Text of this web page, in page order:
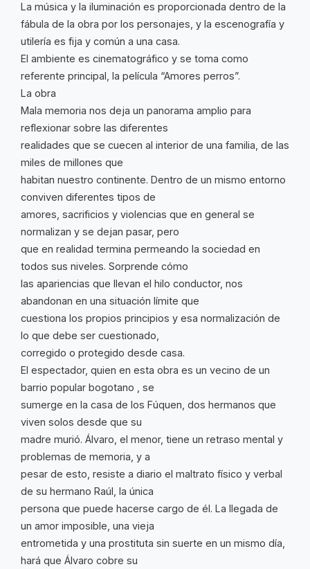
La música y la iluminación es proporcionada dentro de la
fábula de la obra por los personajes, y la escenografía y
utilería es fija y común a una casa.
El ambiente es cinematográfico y se toma como
referente principal, la película “Amores perros”.
La obra
Mala memoria nos deja un panorama amplio para
reflexionar sobre las diferentes
realidades que se cuecen al interior de una familia, de las
miles de millones que
habitan nuestro continente. Dentro de un mismo entorno
conviven diferentes tipos de
amores, sacrificios y violencias que en general se
normalizan y se dejan pasar, pero
que en realidad termina permeando la sociedad en
todos sus niveles. Sorprende cómo
las apariencias que llevan el hilo conductor, nos
abandonan en una situación límite que
cuestiona los propios principios y esa normalización de
lo que debe ser cuestionado,
corregido o protegido desde casa.
El espectador, quien en esta obra es un vecino de un
barrio popular bogotano , se
sumerge en la casa de los Fúquen, dos hermanos que
viven solos desde que su
madre murió. Álvaro, el menor, tiene un retraso mental y
problemas de memoria, y a
pesar de esto, resiste a diario el maltrato físico y verbal
de su hermano Raúl, la única
persona que puede hacerse cargo de él. La llegada de
un amor imposible, una vieja
entrometida y una prostituta sin suerte en un mismo día,
hará que Álvaro cobre su